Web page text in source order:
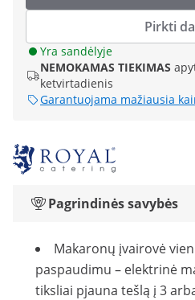
Pirkti
Yra sandėlyje
NEMOKAMAS TIEKIMAS
ketvirtadienis
Garantuojama mažiausia
Pagrindinės savybės
Makaronų įvairovė
paspaudimu – elektrinė
tiksliai pjauna tešlą į 3